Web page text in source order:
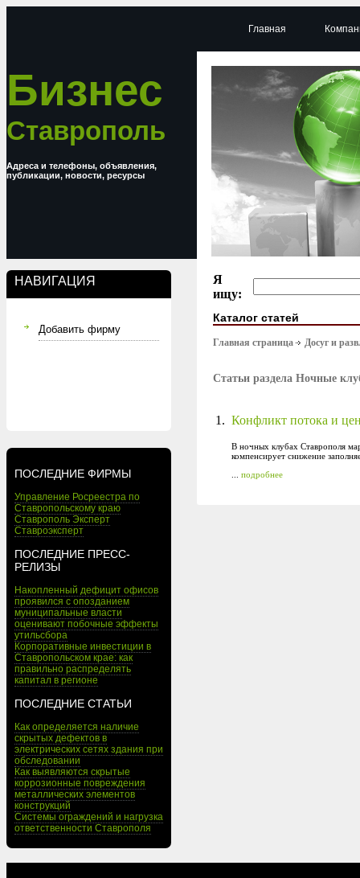
Бизнес
Ставрополь
Адреса и телефоны, объявления,
публикации, новости, ресурсы
НАВИГАЦИЯ
Добавить фирму
ПОСЛЕДНИЕ ФИРМЫ
Управление Росреестра по
Ставропольскому краю
Ставрополь Эксперт
Ставроэксперт
ПОСЛЕДНИЕ ПРЕСС-
РЕЛИЗЫ
Накопленный дефицит офисов
проявился с опозданием
муниципальные власти
оценивают побочные эффекты
утильсбора
Корпоративные инвестиции в
Ставропольском крае: как
правильно распределять
капитал в регионе
ПОСЛЕДНИЕ СТАТЬИ
Как определяется наличие
скрытых дефектов в
электрических сетях здания при
обследовании
Как выявляются скрытые
коррозионные повреждения
металлических элементов
конструкций
Системы ограждений и нагрузка
ответственности Ставрополя
Главная
Я
ищу:
Каталог статей
Главная страница Досуг и
Статьи раздела Ночные
1. Конфликт потока и
В ночных клубах Ставрополя
компенсирует снижение
подробнее